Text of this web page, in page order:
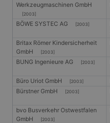
Werkzeugmaschinen GmbH
[2003]
BÖWE SYSTEC AG [2003]
Britax Römer Kindersicherheit
GmbH
[2003]
BUNG Ingenieure AG [2003]
Büro Uriot GmbH [2003]
Bürstner GmbH [2003]
bvo Busverkehr Ostwestfalen
GmbH
[2003]